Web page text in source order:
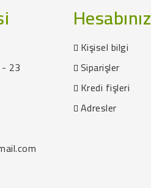
23
Hesabınız
Kişisel bilgi
Siparişler
Kredi fişleri
Adresler